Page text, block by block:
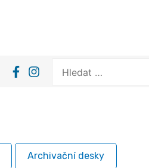
for:
Archivační desky